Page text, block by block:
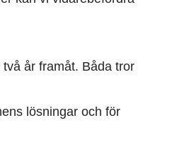
år framåt. Båda tror
lösningar och för